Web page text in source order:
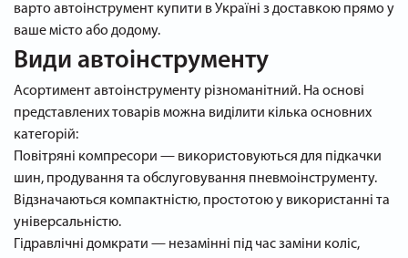
варто автоінструмент купити в Україні з доставкою прямо у
ваше місто або додому.
Види автоінструменту
Асортимент автоінструменту різноманітний. На основі
представлених товарів можна виділити кілька основних
категорій:
Повітряні компресори — використовуються для підкачки
шин, продування та обслуговування пневмоінструменту.
Відзначаються компактністю, простотою у використанні та
універсальністю.
Гідравлічні домкрати — незамінні під час заміни коліс,